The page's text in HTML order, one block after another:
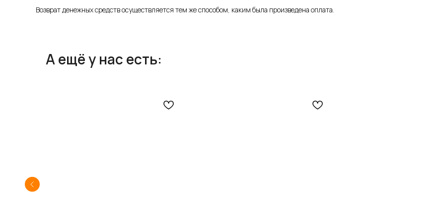
Возврат денежных средств осуществляется тем же способом, каким была произведена оплата.
А ещё у нас есть: